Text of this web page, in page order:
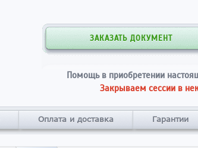
ЗАКАЗАТЬ ДОКУМЕНТ
Помощь в приобретении
Закрываем сессии в
Оплата и доставка Гарантии